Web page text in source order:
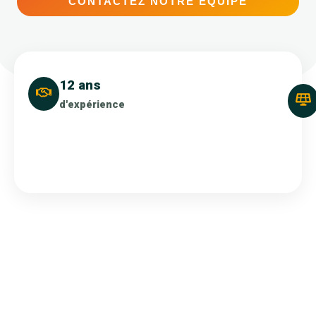
12 ans
d'expérience